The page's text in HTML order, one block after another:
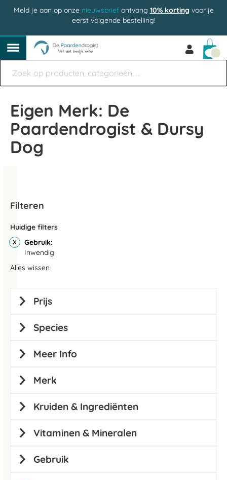
Meld je aan op onze nieuwsbriefontvang 10% korting voor je
eerst volgende bestelling!
Eigen Merk: De
Paardendrogist & Dursy
Dog
Filteren
Huidige filters
Gebruik
Inwendig
Alles wissen
Prijs
Species
Meer Info
Merk
Kruiden & Ingrediënten
Vitaminen & Mineralen
Gebruik